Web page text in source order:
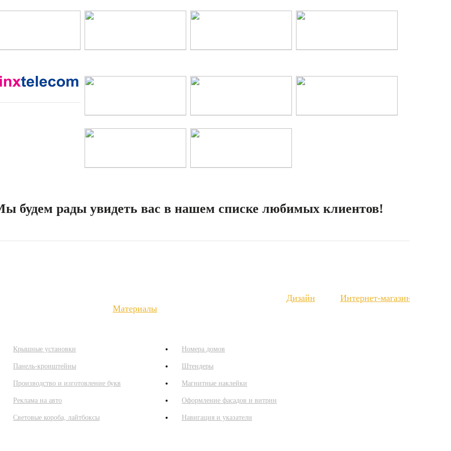
будем рады увидеть вас в нашем списке любимых клиентов!
Дизайн
Интернет-магазин
Материалы
Крышные установки
Панель-кронштейны
Производство и изготовление букв
Реклама на авто
Световые короба, лайтбоксы
Номера домов
Штендеры
Магнитные наклейки
Оформление фасадов и витрин
Навигация и указатели